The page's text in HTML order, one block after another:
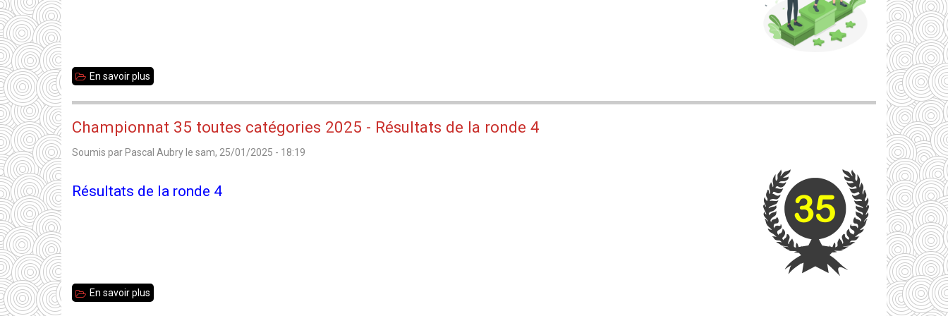
Bretagne
Jeunes
En savoir plus
-
Finale
-
Championnat 35 toutes catégories 2025 - Résultats de la ronde 4
Soumis par Pascal Aubry le sam, 25/01/2025 - 18:19
Résultats de la ronde 4
En savoir plus